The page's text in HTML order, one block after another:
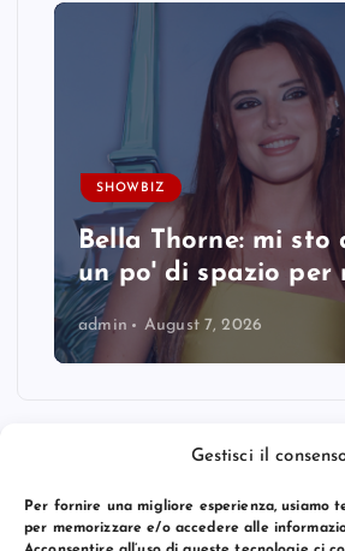
Gestisci il
Per fornire una migliore esperienza, usiamo
per memorizzare e/o accedere alle
SHOWBIZ
Bella Thorne: mi sto
un po' di spazio per
admin August 7, 2026